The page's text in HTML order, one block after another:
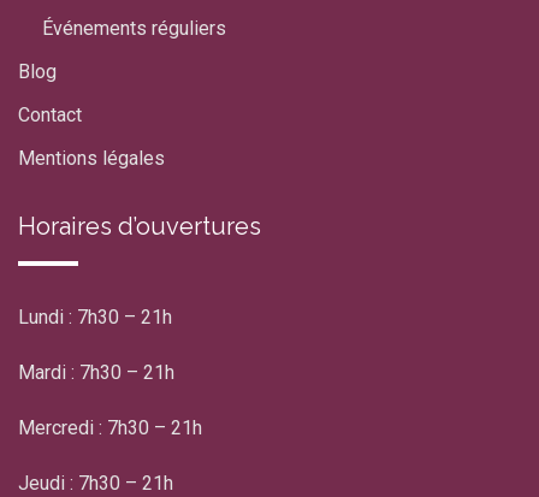
Événements réguliers
Blog
Contact
Mentions légales
Horaires d’ouvertures
Lundi : 7h30 – 21h
Mardi : 7h30 – 21h
Mercredi : 7h30 – 21h
Jeudi : 7h30 – 21h